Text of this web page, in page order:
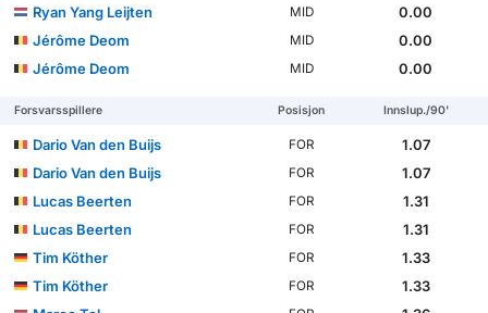
Ryan Yang Leijten
MID
0.00
Jérôme Deom
MID
0.00
Jérôme Deom
MID 0.00
Forsvarsspillere Posisjon Innslup./90'
Dario Van den Buijs FOR
1.07
Dario Van den Buijs
FOR
1.07
Lucas Beerten
FOR
1.31
Lucas Beerten
FOR
1.31
Tim Köther
FOR
1.33
Tim Köther
FOR
1.33